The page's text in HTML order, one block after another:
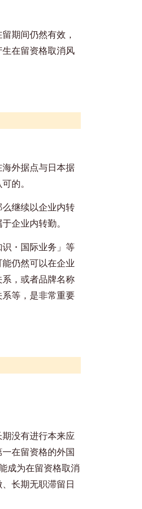
期间仍然有效，
在留资格取消风
外据点与日本据
的。
继续以企业内转
企业内转勤。
・国际业务」等
仍然可以在企业
，或者品牌名称
等，是非常重要
没有进行本来应
在留资格的外国
成为在留资格取消
长期无职滞留日